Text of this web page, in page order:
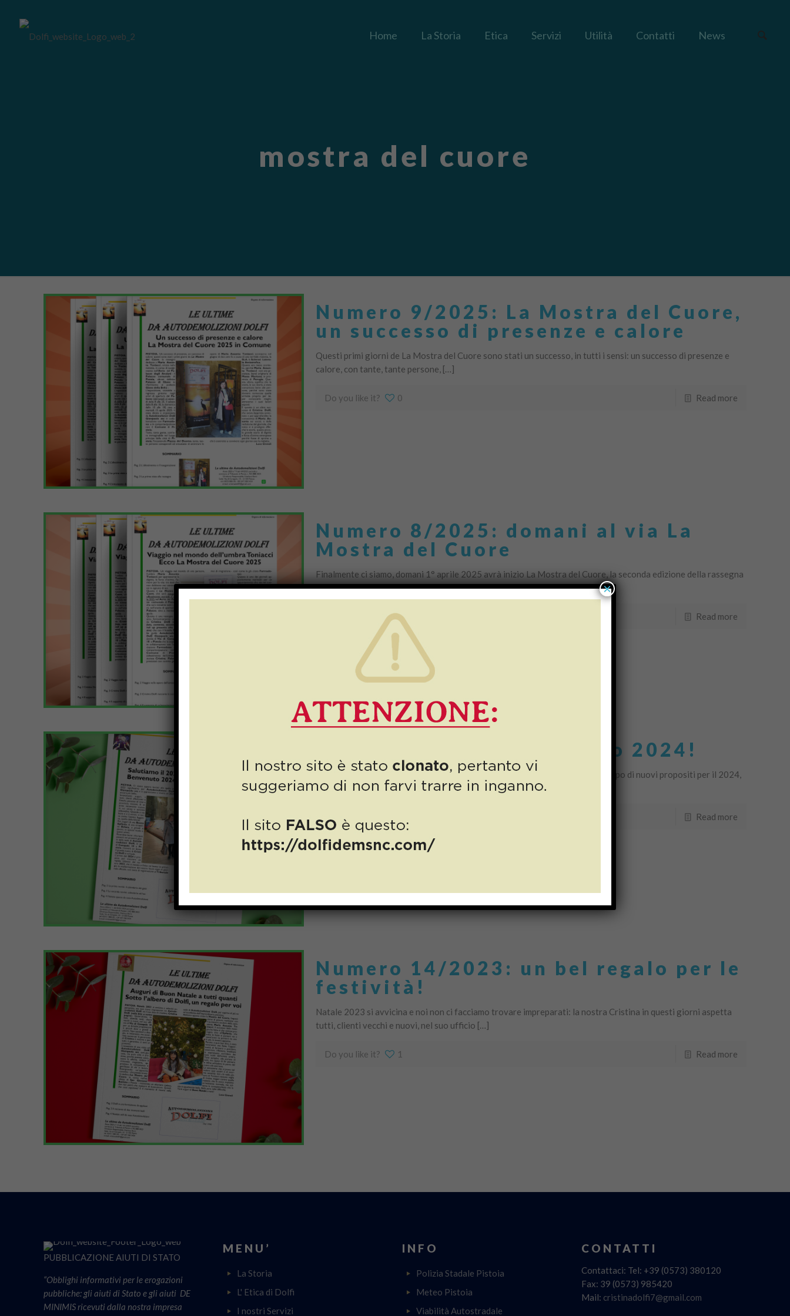
Home La Storia Etica Servizi Utilità Contatti News
mostra del cuore
Numero 9/2025: La Mostra del Cuore,
un successo di presenze e calore
Questi primi giorni de La Mostra del Cuore sono stati un successo, in tutti i sensi: un successo di presenze e
calore, con tante, tante persone, […]
Do you like it? 0 Read more
Numero 8/2025: domani al via La
Mostra del Cuore
Finalmente ci siamo, domani 1° aprile 2025 avrà inizio La Mostra del Cuore, la seconda edizione della rassegna
pittorica dedicata alle opere di Maria Assunta Toniacci. […]
0 Read more
Numero 1/2024: benvenuto 2024!
È iniziato il nuovo anno, ci siamo appena lasciati alle spalle il 2023 e ora è tempo di nuovi propositi per il 2024,
ma anche di […]
Do you like it? Read more
Numero 14/2023: un bel regalo per le
festività!
Natale 2023 si avvicina e noi non ci facciamo trovare impreparati: la nostra Cristina in questi giorni aspetta
tutti, clienti vecchi e nuovi, nel suo ufficio […]
Do you like it? 1 Read more
PUBBLICAZIONE AIUTI DI STATO
“Obblighi informativi per le erogazioni
pubbliche: gli aiuti di Stato e gli aiuti DE
MINIMIS ricevuti dalla nostra impresa
MENU’
La Storia
L' Etica di Dolfi
I nostri Servizi
INFO
Polizia Stadale Pistoia
Meteo Pistoia
Viabilità Autostradale
CONTATTI
Contattaci: Tel: +39 (0573) 380120
Fax: 39 (0573) 985420
Mail: cristinadolfi7@gmail.com
×